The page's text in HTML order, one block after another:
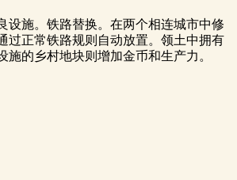
设施。铁路替换。在两个相连城市中修
过正常铁路规则自动放置。领土中拥有
施的乡村地块则增加金币和生产力。